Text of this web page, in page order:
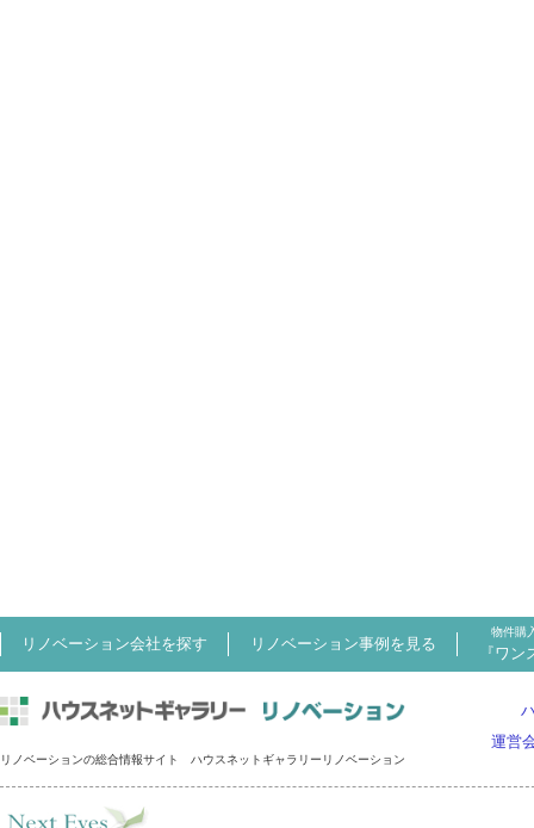
リノベーション会社を探す リノベーション事例を見る
物件購
『ワ
リノベーションの総合情報サイト ハウスネットギャラリーリノベーション
運営